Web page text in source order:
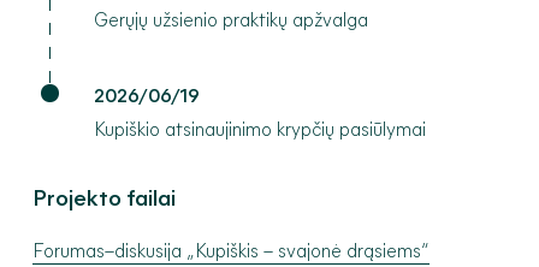
Gerųjų užsienio praktikų apžvalga
2026/06/19
Kupiškio atsinaujinimo krypčių pasiūlymai
Projekto failai
Forumas–diskusija „Kupiškis – svajonė drąsiems“